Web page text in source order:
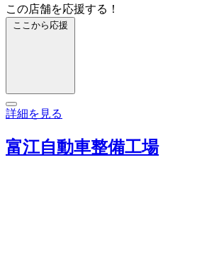
この店舗を応援する！
ここから応援
詳細を見る
富江自動車整備工場